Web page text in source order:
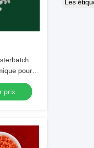
pour
prix
Les